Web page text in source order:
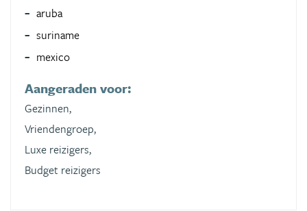
aruba
suriname
mexico
Aangeraden voor:
Gezinnen,
Vriendengroep,
Luxe reizigers,
Budget reizigers